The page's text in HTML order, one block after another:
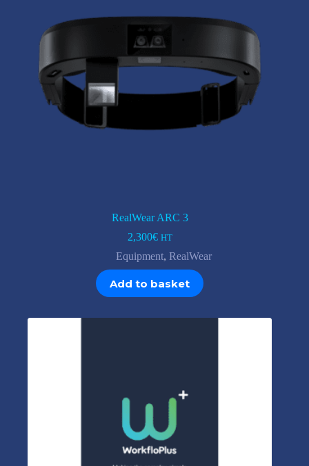
RealWear ARC 3
2,300€ HT
Equipment, RealWear
Add to basket